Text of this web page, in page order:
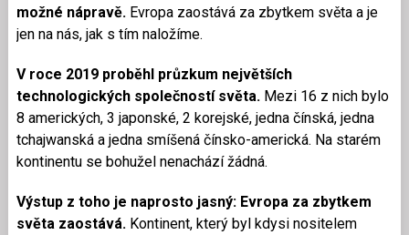
možné nápravě. Evropa zaostává za zbytkem světa a je
jen na nás, jak s tím naložíme.
V roce 2019 proběhl průzkum největších
technologických společností světa. Mezi 16 z nich bylo
8 amerických, 3 japonské, 2 korejské, jedna čínská, jedna
tchajwanská a jedna smíšená čínsko-americká. Na starém
kontinentu se bohužel nenachází žádná.
Výstup z toho je naprosto jasný: Evropa za zbytkem
světa zaostává. Kontinent, který byl kdysi nositelem